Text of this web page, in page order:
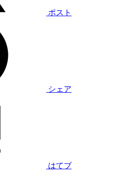
ポスト
シェア
はてブ